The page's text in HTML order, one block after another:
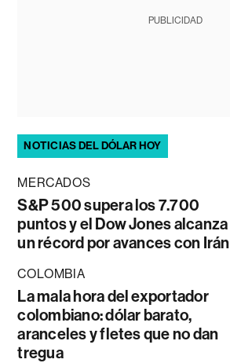
PUBLICIDAD
NOTICIAS DEL DÓLAR HOY
MERCADOS
S&P 500 supera los 7.700
puntos y el Dow Jones alcanza
un récord por avances con Irán
COLOMBIA
La mala hora del exportador
colombiano: dólar barato,
aranceles y fletes que no dan
tregua